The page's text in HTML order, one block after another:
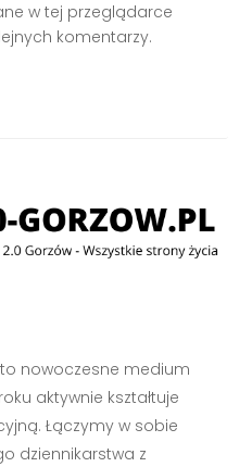
w tej przeglądarce
komentarzy.
to nowoczesne medium
aktywnie kształtuje
Łączymy w sobie
dziennikarstwa z